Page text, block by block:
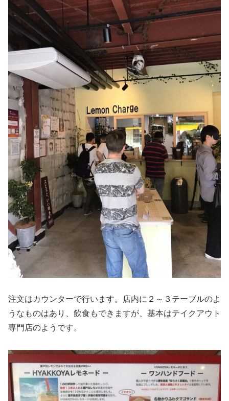
注文はカウンターで行います。店内に２～３テーブルのよ
うなものはあり、飲食もできますが、基本はテイクアウト
専門店のようです。